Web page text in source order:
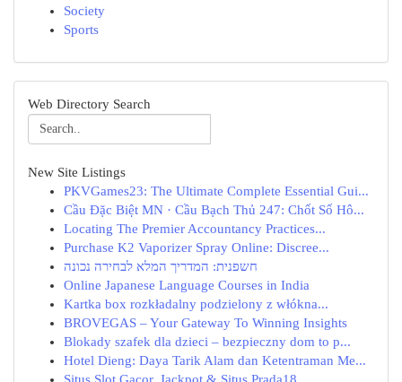
Society
Sports
Web Directory Search
New Site Listings
PKVGames23: The Ultimate Complete Essential Gui...
Cầu Đặc Biệt MN · Cầu Bạch Thủ 247: Chốt Số Hô...
Locating The Premier Accountancy Practices...
Purchase K2 Vaporizer Spray Online: Discree...
חשפנית: המדריך המלא לבחירה נכונה
Online Japanese Language Courses in India
Kartka box rozkładalny podzielony z włókna...
BROVEGAS – Your Gateway To Winning Insights
Blokady szafek dla dzieci – bezpieczny dom to p...
Hotel Dieng: Daya Tarik Alam dan Ketentraman Me...